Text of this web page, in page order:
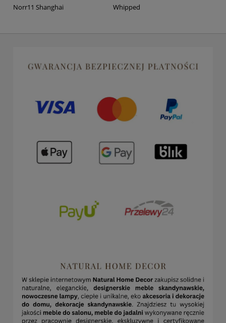
Norr11 Shanghai
Whipped